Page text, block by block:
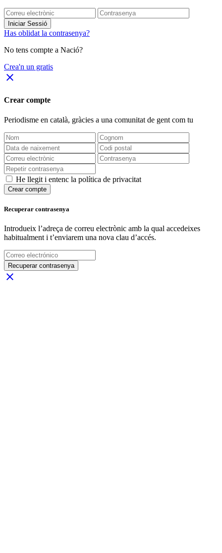
Iniciar Sessió
Has oblidat la contrasenya?
No tens compte a Nació?
Crea'n un gratis
close
Crear compte
Periodisme en català, gràcies a una comunitat de gent com tu
He llegit i entenc la política de privacitat
Crear compte
Recuperar contrasenya
Introdueix l’adreça de correu electrònic amb la qual accedeixes
habitualment i t’enviarem una nova clau d’accés.
Recuperar contrasenya
close